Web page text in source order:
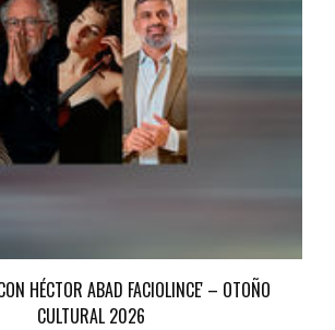
HÉCTOR ABAD FACIOLINCE' – OTOÑO
CULTURAL 2026